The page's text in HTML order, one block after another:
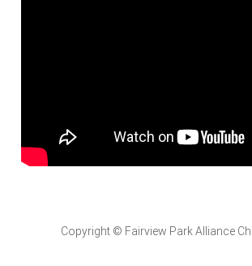
Copyright © Fairview Park Alliance